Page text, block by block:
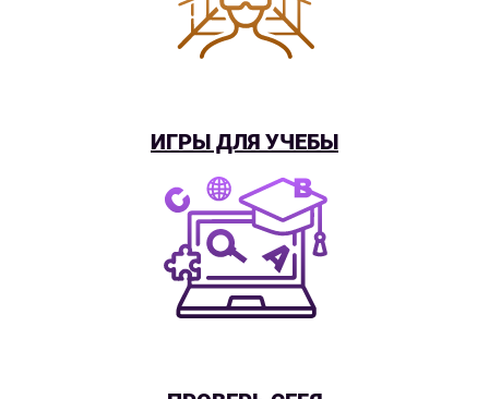
ИГРЫ ДЛЯ УЧЕБЫ